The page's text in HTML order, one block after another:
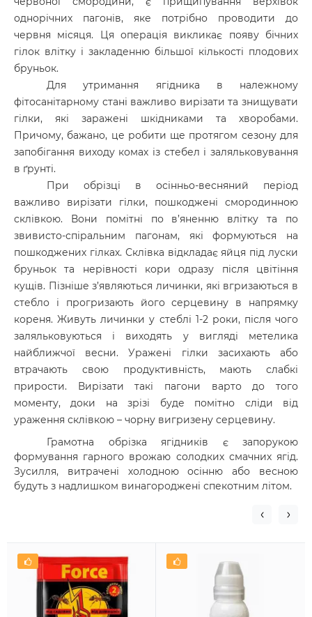
однорічних пагонів, яке потрібно проводити до
червня місяця. Ця операція викликає появу бічних
гілок влітку і закладенню більшої кількості плодових
бруньок.
Для утримання ягідника в належному
фітосанітарному стані важливо вирізати та знищувати
гілки, які заражені шкідниками та хворобами.
Причому, бажано, це робити ще протягом сезону для
запобігання виходу комах із стебел і заляльковування
в ґрунті.
При обрізці в осінньо-весняний період
важливо вирізати гілки, пошкоджені смородинною
склівкою. Вони помітні по в’яненню влітку та по
звивисто-спіральним пагонам, які формуються на
пошкоджених гілках. Склівка відкладає яйця під луски
бруньок та нерівності кори одразу після цвітіння
кущів. Пізніше з’являються личинки, які вгризаються в
стебло і прогризають його серцевину в напрямку
кореня. Живуть личинки у стеблі 1-2 роки, після чого
заляльковуються і виходять у вигляді метелика
найближчої весни. Уражені гілки засихають або
втрачають свою продуктивність, мають слабкі
прирости. Вирізати такі пагони варто до того
моменту, доки на зрізі буде помітно сліди від
ураження склівкою – чорну вигризену серцевину.
Грамотна обрізка ягідників є запорукою
формування гарного врожаю солодких смачних ягід.
Зусилля, витрачені холодною осінню або весною
будуть з надлишком винагороджені спекотним літом.